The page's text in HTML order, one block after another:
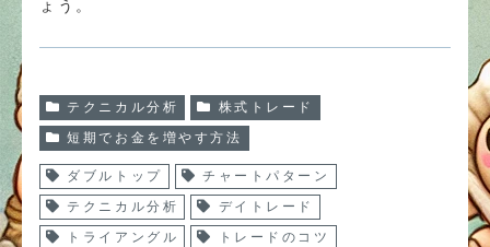
ょう。
テクニカル分析
株式トレード
短期でお金を増やす方法
ダブルトップ
チャートパターン
テクニカル分析
デイトレード
トライアングル
トレードのコツ